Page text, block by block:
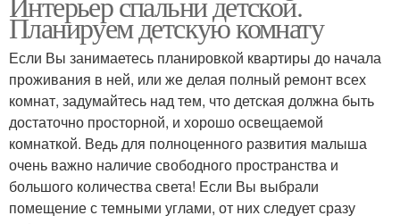
Планируем детскую комнату
Если Вы занимаетесь планировкой квартиры до начала
проживания в ней, или же делая полный ремонт всех
комнат, задумайтесь над тем, что детская должна быть
достаточно просторной, и хорошо освещаемой
комнаткой. Ведь для полноценного развития малыша
очень важно наличие свободного пространства и
большого количества света! Если Вы выбрали
помещение с темными углами, от них следует сразу